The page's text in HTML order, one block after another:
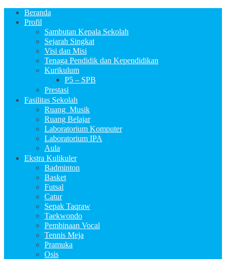
Beranda
Profil
Sambutan Kepala Sekolah
Sejarah Singkat
Visi dan Misi
Tenaga Pendidik dan Kependidikan
Kurikulum
P5 – SPB
Prestasi
Fasilitas Sekolah
Ruang_Musik
Ruang Belajar
Laboratorium Komputer
Laboratorium IPA
Aula
Ekstra Kulikuler
Badminton
Basket
Futsal
Catur
Sepak Taqraw
Taekwondo
Pembinaan Vocal
Tennis Meja
Pramuka
Osis